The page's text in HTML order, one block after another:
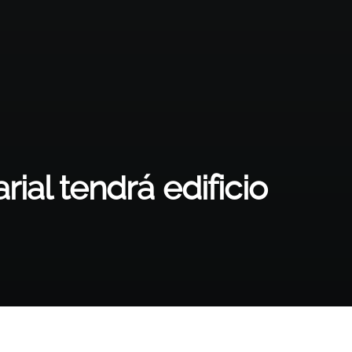
tendrá edificio